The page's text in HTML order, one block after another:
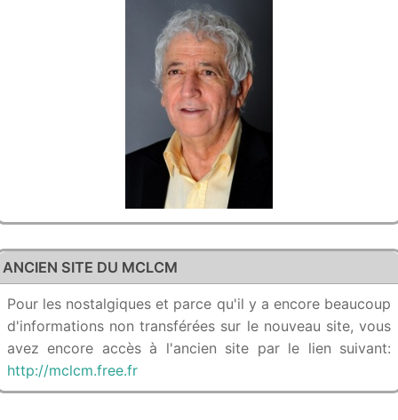
ANCIEN SITE DU MCLCM
Pour les nostalgiques et parce qu'il y a encore beaucoup
d'informations non transférées sur le nouveau site, vous
avez encore accès à l'ancien site par le lien suivant:
http://mclcm.free.fr